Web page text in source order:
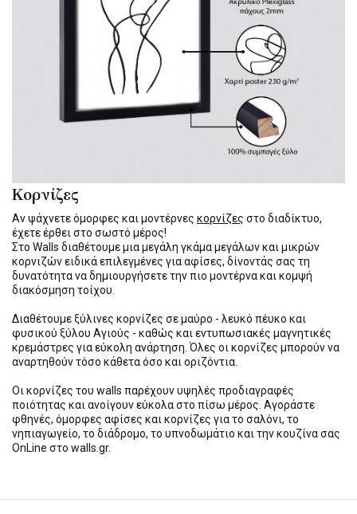
Κορνίζες
Αν ψάχνετε όμορφες και μοντέρνες κορνίζες στο διαδίκτυο,
έχετε έρθει στο σωστό μέρος!
Στο Walls διαθέτουμε μια μεγάλη γκάμα μεγάλων και μικρών
κορνιζών ειδικά επιλεγμένες για αφίσες, δίνοντάς σας τη
δυνατότητα να δημιουργήσετε την πιο μοντέρνα και κομψή
διακόσμηση τοίχου.
Διαθέτουμε ξύλινες κορνίζες σε μαύρο - λευκό πέυκο και
φυσικού ξύλου Αγιούς - καθώς και εντυπωσιακές μαγνητικές
κρεμάστρες για εύκολη ανάρτηση. Όλες οι κορνίζες μπορούν να
αναρτηθούν τόσο κάθετα όσο και οριζόντια.
Οι κορνίζες του walls παρέχουν υψηλές προδιαγραφές
ποιότητας και ανοίγουν εύκολα στο πίσω μέρος. Αγοράστε
φθηνές, όμορφες αφίσες και κορνίζες για το σαλόνι, το
νηπιαγωγείο, το διάδρομο, το υπνοδωμάτιο και την κουζίνα σας
OnLine στο walls.gr.